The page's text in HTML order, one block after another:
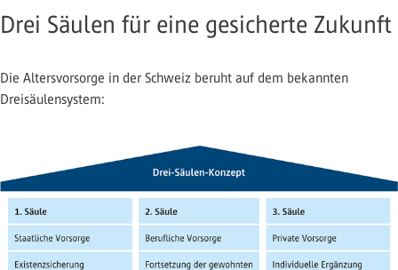
Drei Säulen für eine gesicherte Zukunft
Die Altersvorsorge in der Schweiz beruht auf dem bekannten
Dreisäulensystem: